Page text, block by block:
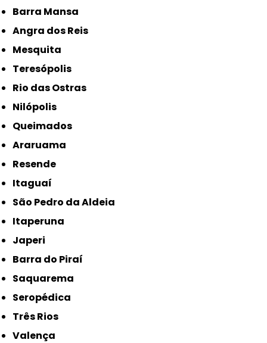
Barra Mansa
Angra dos Reis
Mesquita
Teresópolis
Rio das Ostras
Nilópolis
Queimados
Araruama
Resende
Itaguaí
São Pedro da Aldeia
Itaperuna
Japeri
Barra do Piraí
Saquarema
Seropédica
Três Rios
Valença